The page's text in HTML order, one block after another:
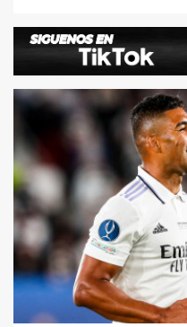
DEPORTES